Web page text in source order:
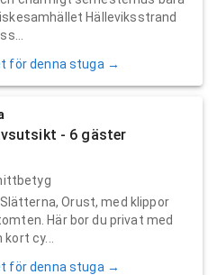
Hälleviksstrand
för denna stuga →
- 6 gäster
Orust, med klippor
Här bor du privat med
cy...
för denna stuga →